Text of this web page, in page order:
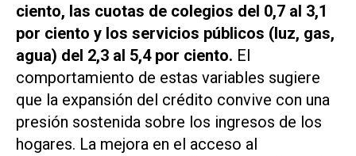
ciento, las cuotas de colegios del 0,7 al 3,1
por ciento y los servicios públicos (luz, gas,
agua) del 2,3 al 5,4 por ciento. El
comportamiento de estas variables sugiere
que la expansión del crédito convive con una
presión sostenida sobre los ingresos de los
hogares. La mejora en el acceso al